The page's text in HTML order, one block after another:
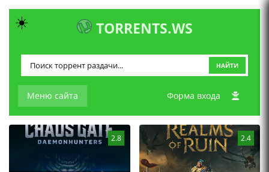
TORRENTS.WS
Меню сайта
НАЙТИ
Форма входа
2.8 2.4
☀️